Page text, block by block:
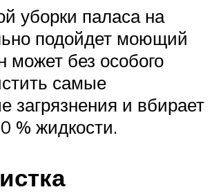
уборки паласа на
подойдет моющий
может без особого
самые
загрязнения и вбирает
% жидкости.